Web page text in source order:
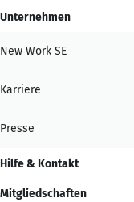
Unternehmen
New Work SE
Karriere
Presse
Hilfe & Kontakt
Mitgliedschaften